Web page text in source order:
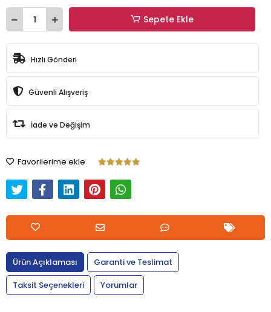
Sepete Ekle
Hızlı Gönderi
Güvenli Alışveriş
İade ve Değişim
Favorilerime ekle
Ürün Açıklaması
Garanti ve Teslimat
Taksit Seçenekleri
Yorumlar